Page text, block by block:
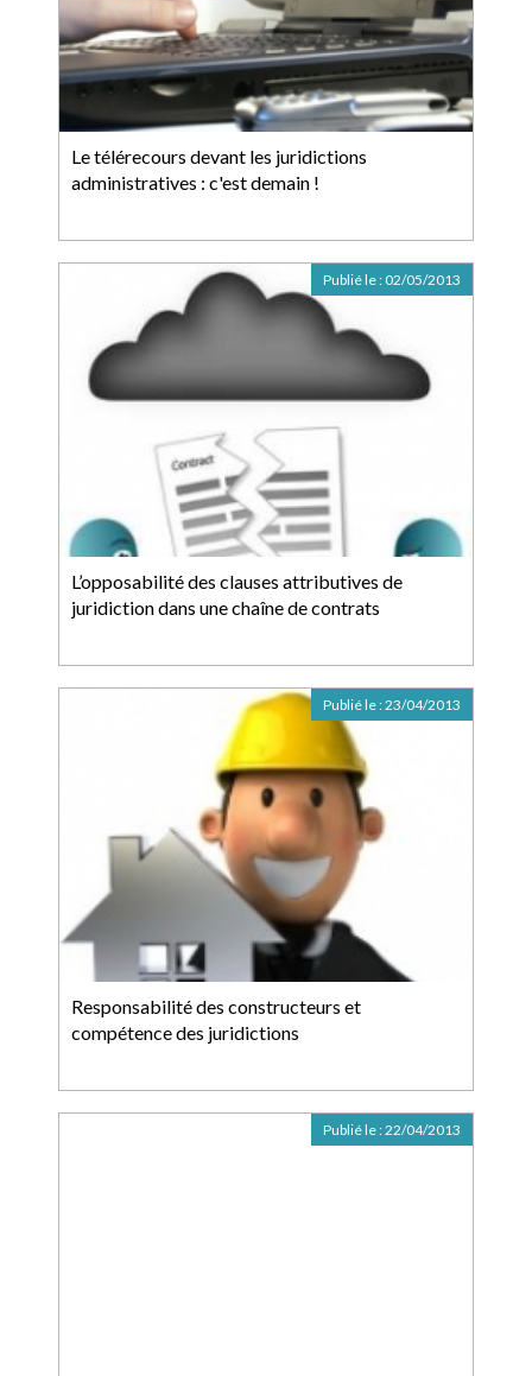
Le télérecours devant les juridictions
administratives : c'est demain !
L’opposabilité des clauses attributives de
juridiction dans une chaîne de contrats
Publié le : 02/05/2013
Responsabilité des constructeurs et
compétence des juridictions
Publié le :23/04/2013
Publié le :22/04/2013